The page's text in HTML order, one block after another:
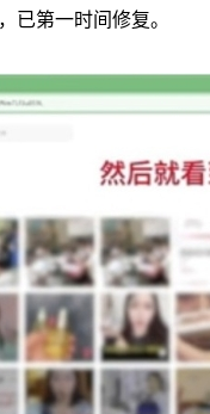
已第一时间修复。